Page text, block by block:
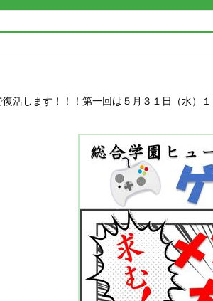
活します！！！第一回は５月３１日（水